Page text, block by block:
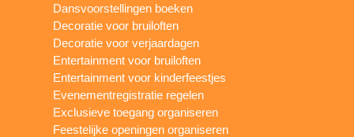
Dansvoorstellingen boeken
Decoratie voor bruiloften
Decoratie voor verjaardagen
Entertainment voor bruiloften
Entertainment voor kinderfeestjes
Evenementregistratie regelen
Exclusieve toegang organiseren
Feestelijke openingen organiseren